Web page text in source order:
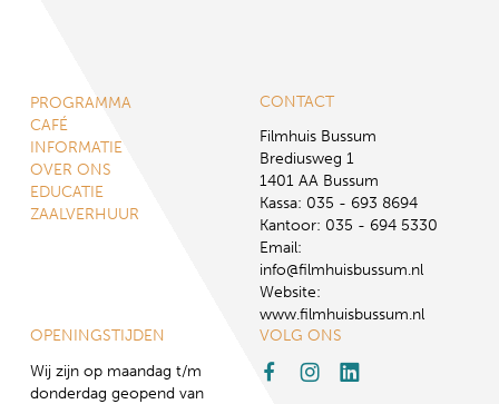
PROGRAMMA
CAFÉ
INFORMATIE
OVER ONS
EDUCATIE
ZAALVERHUUR
CONTACT
Filmhuis Bussum
Brediusweg 1
1401 AA Bussum
Kassa: 035 - 693 8694
Kantoor: 035 - 694 5330
Email:
info@filmhuisbussum.nl
Website:
www.filmhuisbussum.nl
OPENINGSTIJDEN
Wij zijn op maandag t/m
donderdag geopend van
VOLG ONS